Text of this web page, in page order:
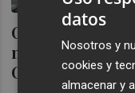
Ceballos
mirar a los
Comunitat es
datos
Nosotros y
cookies y
almacenar y